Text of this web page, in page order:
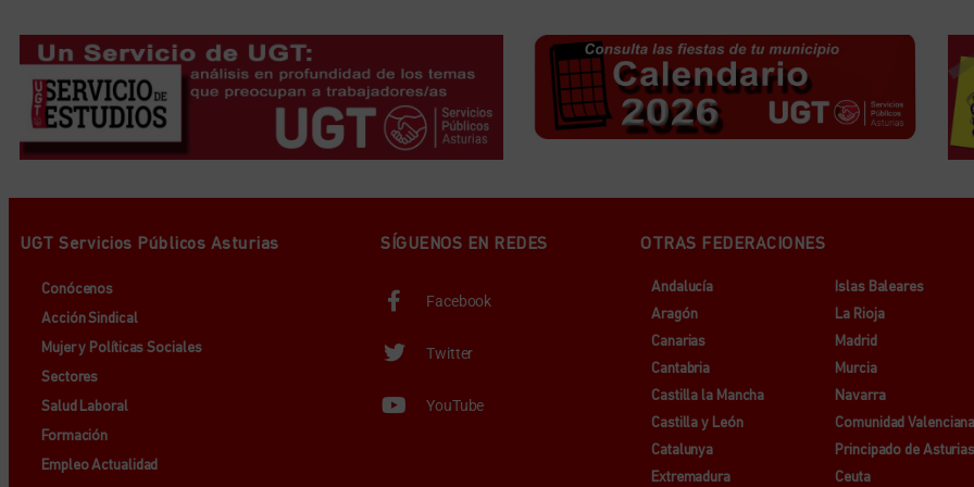
UGT Servicios Públicos Asturias
Conócenos
Acción Sindical
Mujer y Políticas Sociales
Sectores
Salud Laboral
Formación
Empleo Actualidad
SÍGUENOS EN REDES
Facebook
Twitter
YouTube
OTRAS FEDERACIONES
Andalucía
Aragón
Canarias
Cantabria
Castilla la Mancha
Castilla y León
Catalunya
Extremadura
Islas Baleares
La Rioja
Madrid
Murcia
Navarra
Comunidad
Principado de
Ceuta